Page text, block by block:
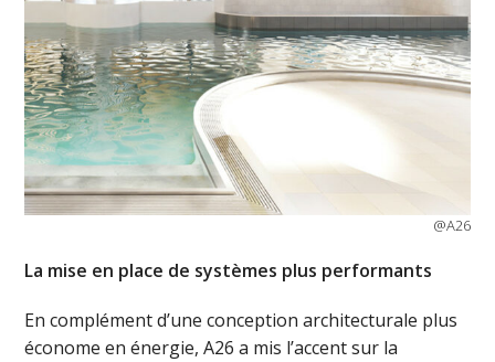
@A26
La mise en place de systèmes plus performants
En complément d’une conception architecturale plus
économe en énergie, A26 a mis l’accent sur la